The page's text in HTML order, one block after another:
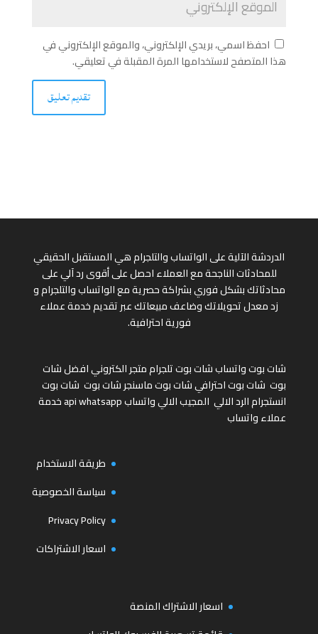
احفظ اسمي، بريدي الإلكتروني، والموقع الإلكتروني في
هذا المتصفح لاستخدامها المرة المقبلة في تعليقي.
الدردشة الآلية على الواتساب والتلجرام هي المستقبل الحقيقي
للمحادثات الناجحة مع العملاء احصل على أقوى رد آلي على
محادثاتك بشكل فوري بشراكة حصرية مع الواتساب والتلجرام و
زد معدل تحويلاتك وضاعف مبيعاتك عبر تقديم خدمة عملاء
فورية احترافية.
شات بوت واتسابشات بوت تلجراممتجر الكترونيافضل شات
بوت شات بوت احترافيشات بوت ماسنجرشات بوت شات بوت
انستجرامالرد الالي المجيب الالي واتسابapi whatsappخدمة
عملاء واتساب
طريقة الاستخدام
سياسة الخصوصية
Privacy Policy
اسعار الاشتراكات
اسعار الاشتراك المنصة